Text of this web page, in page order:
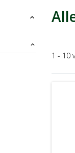
expand_less
expand_less
1 - 10